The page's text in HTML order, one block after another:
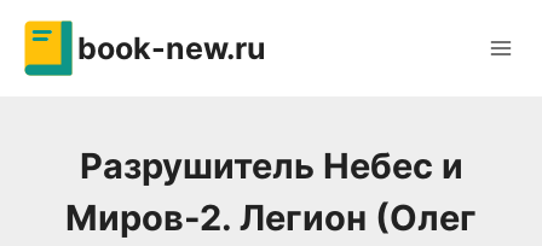
Перейти
содержимому
book-new.ru
Разрушитель Небес и
Миров-2. Легион (Олег